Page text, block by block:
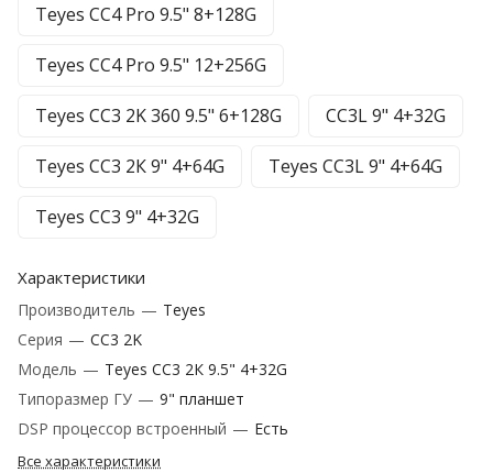
Teyes CC4 Pro 9.5" 8+128G
Teyes CC4 Pro 9.5" 12+256G
Teyes CC3 2K 360 9.5" 6+128G CC3L 9" 4+32G
Teyes CC3 2К 9" 4+64G Teyes CC3L 9" 4+64G
Teyes CC3 9" 4+32G
Характеристики
Производитель — Teyes
Серия — CC3 2K
Модель — Teyes CC3 2К 9.5" 4+32G
Типоразмер ГУ — 9" планшет
DSP процессор встроенный — Есть
Все характеристики